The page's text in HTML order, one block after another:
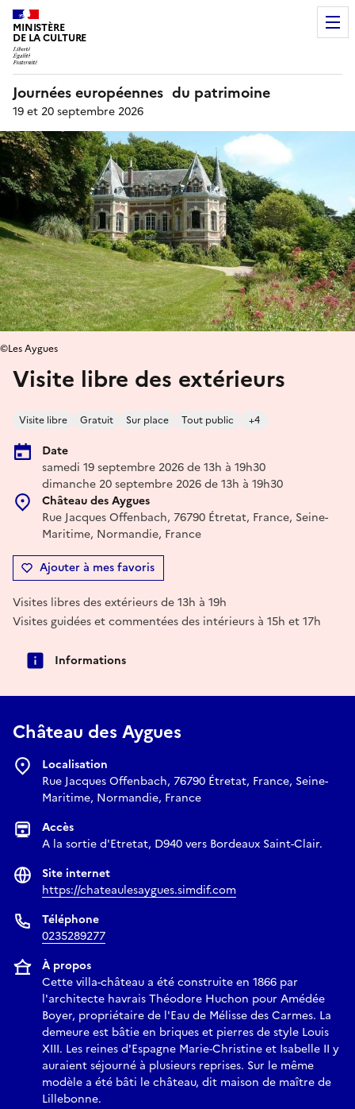
MINISTÈRE
DE LA CULTURE
Journées européennes du patrimoine
19 et 20 septembre 2026
Visite libre des extérieurs
Visite libre Gratuit Sur place Tout public +4
Date
samedi 19 septembre 2026 de 13h à 19h30
dimanche 20 septembre 2026 de 13h à 19h30
Château des Aygues
Rue Jacques Offenbach, 76790 Étretat, France, Seine-
Maritime, Normandie, France
Ajouter à mes favoris
©Les Aygues
Visites libres des extérieurs de 13h à 19h
Visites guidées et commentées des intérieurs à 15h et 17h
Informations
Château des Aygues
Localisation
Rue Jacques Offenbach, 76790 Étretat, France, Seine-
Maritime, Normandie, France
Accès
A la sortie d'Etretat, D940 vers Bordeaux Saint-Clair.
Site internet
https://chateaulesaygues.simdif.com
Téléphone
0235289277
À propos
Cette villa-château a été construite en 1866 par
l'architecte havrais Théodore Huchon pour Amédée
Boyer, propriétaire de l'Eau de Mélisse des Carmes. La
demeure est bâtie en briques et pierres de style Louis
XIII. Les reines d'Espagne Marie-Christine et Isabelle II y
auraient séjourné à plusieurs reprises. Sur le même
modèle a été bâti le château, dit maison de maître de
Lillebonne.